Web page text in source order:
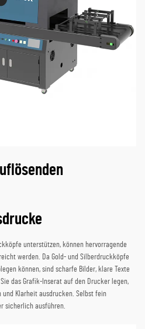
unterstützen, können hervorragende
werden. Da Gold- und Silberdruckköpfe
können, sind scharfe Bilder, klare Texte
das Grafik-Inserat auf den Drucker legen,
Klarheit ausdrucken. Selbst fein
sicherlich ausführen.